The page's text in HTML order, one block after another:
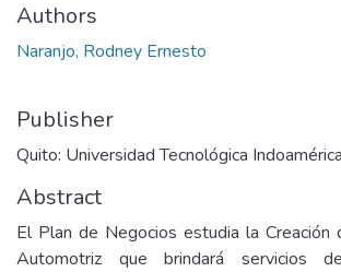
Authors
Naranjo, Rodney Ernesto
Publisher
Quito: Universidad Tecnológica Indoamérica
Abstract
El Plan de Negocios estudia la Creación
Automotriz que brindará servicios